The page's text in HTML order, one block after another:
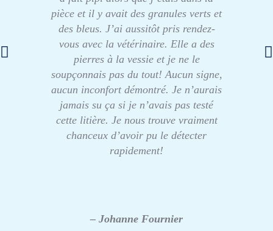
pièce et il y avait des granules verts et
des bleus. J’ai aussitôt pris rendez-
vous avec la vétérinaire. Elle a des
pierres à la vessie et je ne le
soupçonnais pas du tout! Aucun signe,
aucun inconfort démontré. Je n’aurais
jamais su ça si je n’avais pas testé
cette litière. Je nous trouve vraiment
chanceux d’avoir pu le détecter
rapidement!
– Johanne Fournier